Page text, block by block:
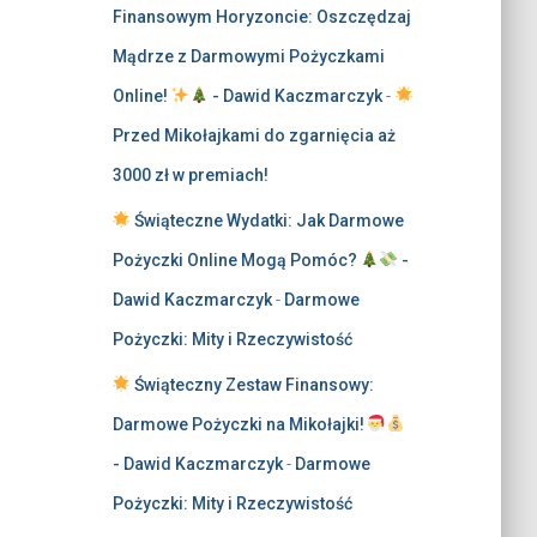
Finansowym Horyzoncie: Oszczędzaj
Mądrze z Darmowymi Pożyczkami
Online! - Dawid Kaczmarczyk-
Przed Mikołajkami do zgarnięcia aż
3000 zł w premiach!
Świąteczne Wydatki: Jak Darmowe
Pożyczki Online Mogą Pomóc? -
Dawid Kaczmarczyk- Darmowe
Pożyczki: Mity i Rzeczywistość
Świąteczny Zestaw Finansowy:
Darmowe Pożyczki na Mikołajki!
- Dawid Kaczmarczyk- Darmowe
Pożyczki: Mity i Rzeczywistość